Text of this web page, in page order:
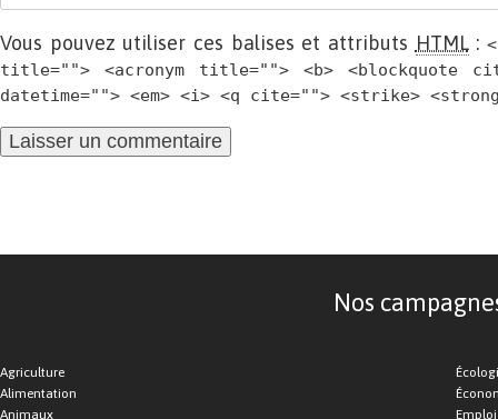
Vous pouvez utiliser ces balises et attributs HTML:
title=""> <acronym title=""> <b> <blockquote
datetime=""> <em> <i> <q cite=""> <strike>
Nos
Agriculture
Alimentation
Animaux
Emploi